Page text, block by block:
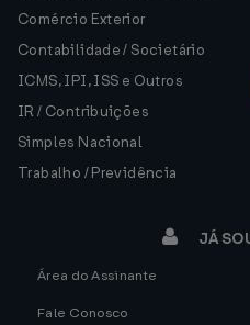
Comércio Exterior
Contabilidade / Societário
ICMS, IPI, ISS e Outros
IR / Contribuições
Simples Nacional
Trabalho / Previdência
JÁ
Área do Assinante
Fale Conosco